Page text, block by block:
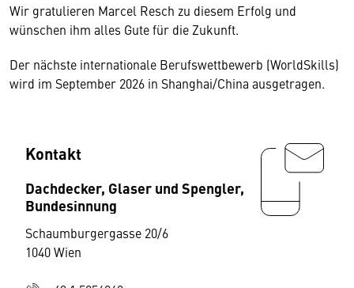
Wir gratulieren Marcel Resch zu diesem Erfolg und
wünschen ihm alles Gute für die Zukunft.
Der nächste internationale Berufswettbewerb (WorldSkills)
wird im September 2026 in Shanghai/China ausgetragen.
Kontakt
Dachdecker, Glaser und Spengler,
Bundesinnung
Schaumburgergasse 20/6
1040 Wien